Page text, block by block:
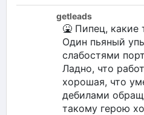
getleads
🤮 Пипец, какие
Один пьяный
слабостями
Ладно, что
хорошая, что
дебилами
такому герою